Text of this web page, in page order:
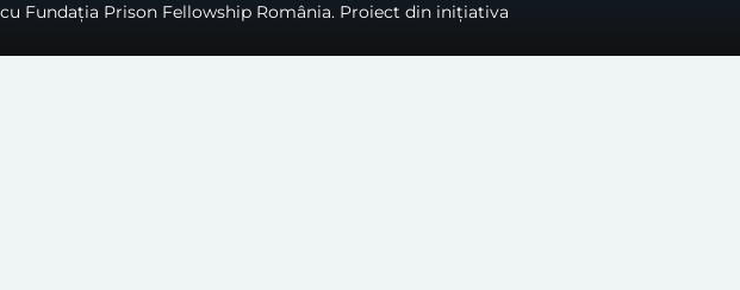
Fundația Prison Fellowship România. Proiect din inițiativa